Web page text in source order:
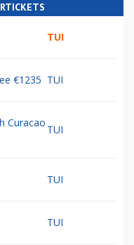
TUI
€1235 TUI
Curacao
TUI
TUI
TUI